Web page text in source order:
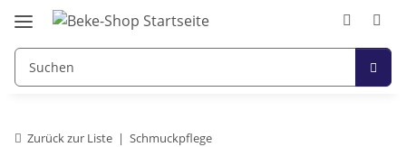
Zurück zur Liste Schmuckpflege